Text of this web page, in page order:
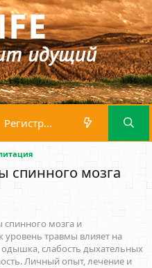
Регистрация
спинного мозга
мозга и
уровень травмы влияет на
одышка, слабость дыхательных
Личный опыт, лечение и